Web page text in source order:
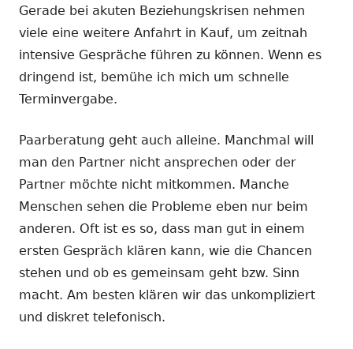
Gerade bei akuten Beziehungskrisen nehmen
viele eine weitere Anfahrt in Kauf, um zeitnah
intensive Gespräche führen zu können. Wenn es
dringend ist, bemühe ich mich um schnelle
Terminvergabe.
Paarberatung geht auch alleine. Manchmal will
man den Partner nicht ansprechen oder der
Partner möchte nicht mitkommen. Manche
Menschen sehen die Probleme eben nur beim
anderen. Oft ist es so, dass man gut in einem
ersten Gespräch klären kann, wie die Chancen
stehen und ob es gemeinsam geht bzw. Sinn
macht. Am besten klären wir das unkompliziert
und diskret telefonisch.